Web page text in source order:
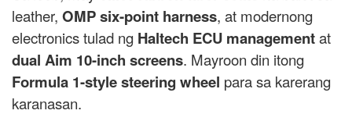
leather, OMP six-point harness, at modernong
electronics tulad ng Haltech ECU managementat
dual Aim 10-inch screens. Mayroon din itong
Formula 1-style steering wheel para sa karerang
karanasan.